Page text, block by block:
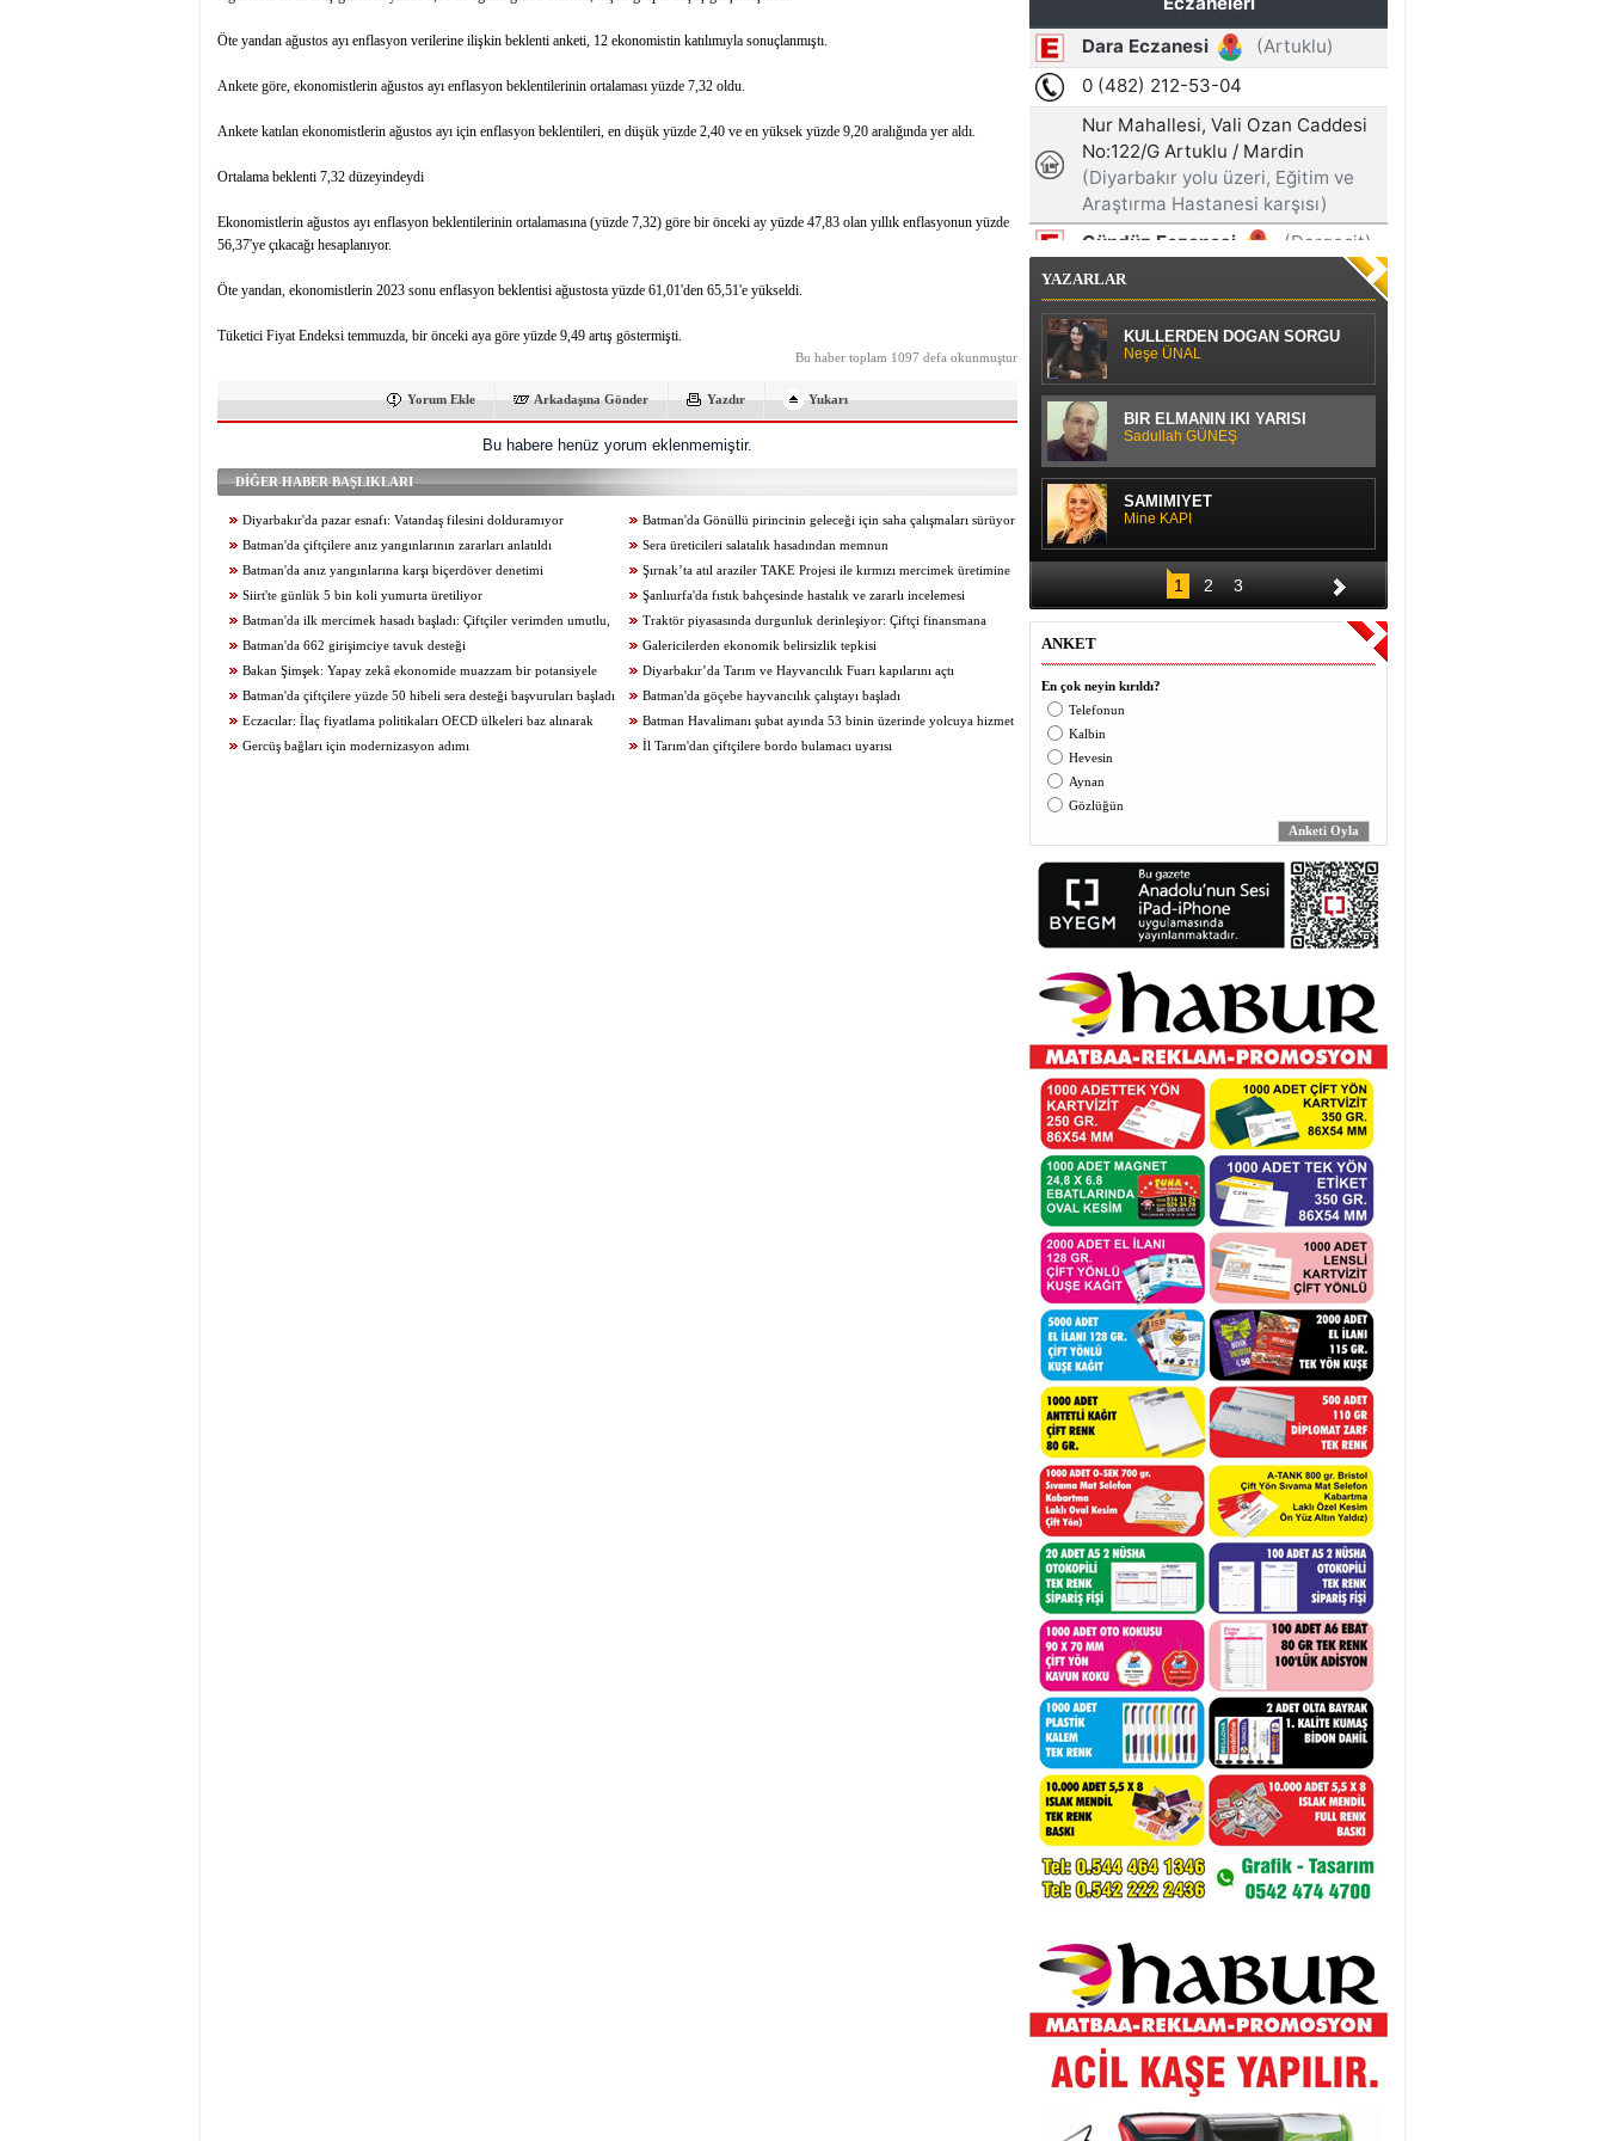
Öte yandan ağustos ayı enflasyon verilerine ilişkin beklenti anketi, 12 ekonomistin katılımıyla sonuçlanmıştı.
Ankete göre, ekonomistlerin ağustos ayı enflasyon beklentilerinin ortalaması yüzde 7,32 oldu.
Ankete katılan ekonomistlerin ağustos ayı için enflasyon beklentileri, en düşük yüzde 2,40 ve en yüksek yüzde 9,20 aralığında yer aldı.
Ortalama beklenti 7,32 düzeyindeydi
Ekonomistlerin ağustos ayı enflasyon beklentilerinin ortalamasına (yüzde 7,32) göre bir önceki ay yüzde 47,83 olan yıllık enflasyonun yüzde
56,37'ye çıkacağı hesaplanıyor.
Öte yandan, ekonomistlerin 2023 sonu enflasyon beklentisi ağustosta yüzde 61,01'den 65,51'e yükseldi.
Tüketici Fiyat Endeksi temmuzda, bir önceki aya göre yüzde 9,49 artış göstermişti.
Bu haber toplam 1097 defa okunmuştur
Yorum Ekle Arkadaşına Gönder Yazdır Yukarı
Bu habere henüz yorum eklenmemiştir.
DİĞER HABER BAŞLIKLARI
Diyarbakır'da pazar esnafı: Vatandaş filesini dolduramıyor
Batman'da Gönüllü pirincinin geleceği için saha çalışmaları sürüyor
Batman'da çiftçilere anız yangınlarının zararları anlatıldı
Sera üreticileri salatalık hasadından memnun
Batman'da anız yangınlarına karşı biçerdöver denetimi
Şırnak’ta atıl araziler TAKE Projesi ile kırmızı mercimek üretimine
kazandırıldı
Siirt'te günlük 5 bin koli yumurta üretiliyor
Şanlıurfa'da fıstık bahçesinde hastalık ve zararlı incelemesi
Batman'da ilk mercimek hasadı başladı: Çiftçiler verimden umutlu,
maliyetlerden şikâyetçi
Traktör piyasasında durgunluk derinleşiyor: Çiftçi finansmana
ulaşamıyor
Batman'da 662 girişimciye tavuk desteği
Galericilerden ekonomik belirsizlik tepkisi
Bakan Şimşek: Yapay zekâ ekonomide muazzam bir potansiyele
sahiptir
Diyarbakır’da Tarım ve Hayvancılık Fuarı kapılarını açtı
Batman'da çiftçilere yüzde 50 hibeli sera desteği başvuruları başladı
Batman'da göçebe hayvancılık çalıştayı başladı
Eczacılar: İlaç fiyatlama politikaları OECD ülkeleri baz alınarak
belirlenmeli
Batman Havalimanı şubat ayında 53 binin üzerinde yolcuya hizmet
verdi
Gercüş bağları için modernizasyon adımı İl Tarım'dan çiftçilere bordo bulamacı uyarısı
YAZARLAR
KÜLLERDEN DOĞAN SORGU
Neşe ÜNAL
BİR ELMANIN İKİ YARISI
Sadullah GÜNEŞ
SAMİMİYET
Mine KAPI
DÜĞÜNÜN ALKIŞI BİR GECE,
BORCU KAÇ YIL?
Halil EL
Vermek (Mahbo) ve Almak
(Masbo): Anlayış ve Bilinç
Mahabat İskenderoğlu
TAVUKLAR İŞLERİNİ İHMAL
EDİNCE
Mecit Akgül
1 2 3
ANKET
En çok neyin kırıldı?
Telefonun
Kalbin
Hevesin
Aynan
Gözlüğün